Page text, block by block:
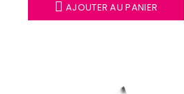
AJOUTER AU PANIER